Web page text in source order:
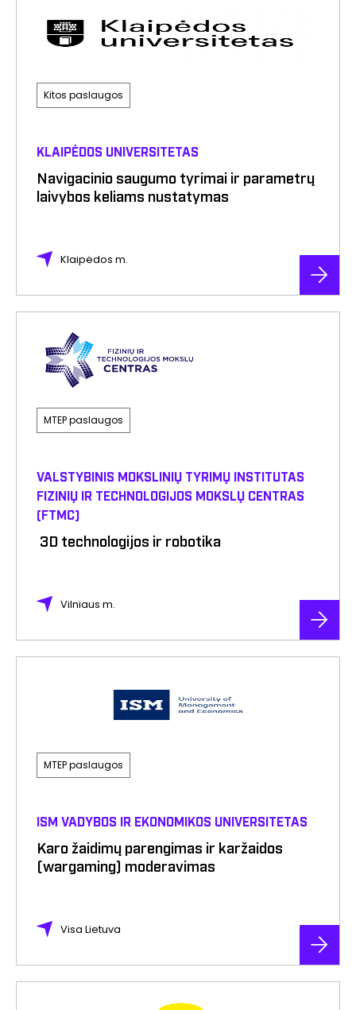
Kitos paslaugos
KLAIPĖDOS UNIVERSITETAS
Navigacinio saugumo tyrimai ir parametrų
laivybos keliams nustatymas
Klaipėdos m.
MTEP paslaugos
VALSTYBINIS MOKSLINIŲ TYRIMŲ INSTITUTAS
FIZINIŲ IR TECHNOLOGIJOS MOKSLŲ CENTRAS
(FTMC)
3D technologijos ir robotika
Vilniaus m.
MTEP paslaugos
ISM VADYBOS IR EKONOMIKOS UNIVERSITETAS
Karo žaidimų parengimas ir karžaidos
(wargaming) moderavimas
Visa Lietuva